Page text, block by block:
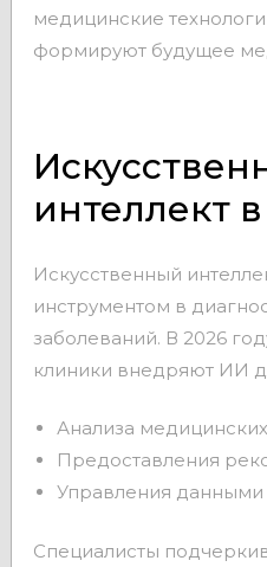
медицинские
формируют будущее
интеллект
Искусственный
инструментом в
заболеваний. В 2026
клиники внедряют ИИ
Анализа
Предоставления
Управления данными
Специалисты